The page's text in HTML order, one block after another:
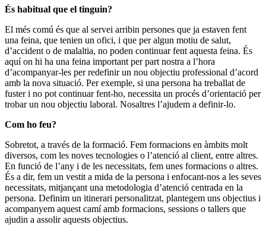
És habitual que el tinguin?
El més comú és que al servei arribin persones que ja estaven fent
una feina, que tenien un ofici, i que per algun motiu de salut,
d’accident o de malaltia, no poden continuar fent aquesta feina. És
aquí on hi ha una feina important per part nostra a l’hora
d’acompanyar-les per redefinir un nou objectiu professional d’acord
amb la nova situació. Per exemple, si una persona ha treballat de
fuster i no pot continuar fent-ho, necessita un procés d’orientació per
trobar un nou objectiu laboral. Nosaltres l’ajudem a definir-lo.
Com ho feu?
Sobretot, a través de la formació. Fem formacions en àmbits molt
diversos, com les noves tecnologies o l’atenció al client, entre altres.
En funció de l’any i de les necessitats, fem unes formacions o altres.
És a dir, fem un vestit a mida de la persona i enfocant-nos a les seves
necessitats, mitjançant una metodologia d’atenció centrada en la
persona. Definim un itinerari personalitzat, plantegem uns objectius i
acompanyem aquest camí amb formacions, sessions o tallers que
ajudin a assolir aquests objectius.